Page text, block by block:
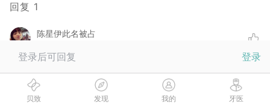
回复 1
陈星伊此名被占
你隐适美多久换一次啊？
( 楼主 ) : 这几套是10天
登录后可回复 登录
贝致 发现 我的 牙医